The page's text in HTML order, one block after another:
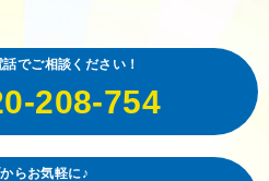
でご相談ください！
208-754
らお気軽に♪